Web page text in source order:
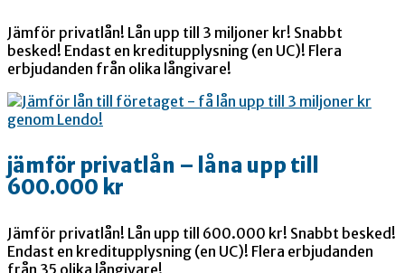
Jämför privatlån! Lån upp till 3 miljoner kr! Snabbt
besked! Endast en kreditupplysning (en UC)! Flera
erbjudanden från olika långivare!
jämför privatlån – låna upp till
600.000 kr
Jämför privatlån! Lån upp till 600.000 kr! Snabbt besked!
Endast en kreditupplysning (en UC)! Flera erbjudanden